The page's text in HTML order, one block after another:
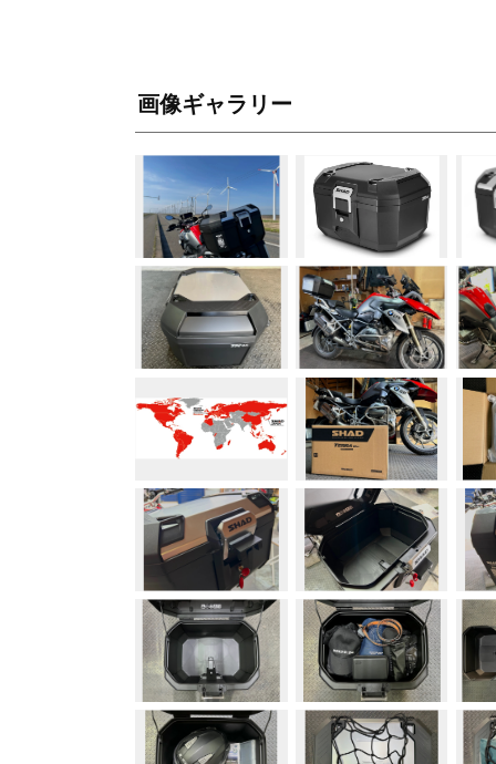
画像ギャラリー